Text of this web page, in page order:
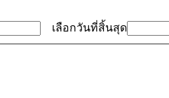
เลือกวันที่สิ้นสุด